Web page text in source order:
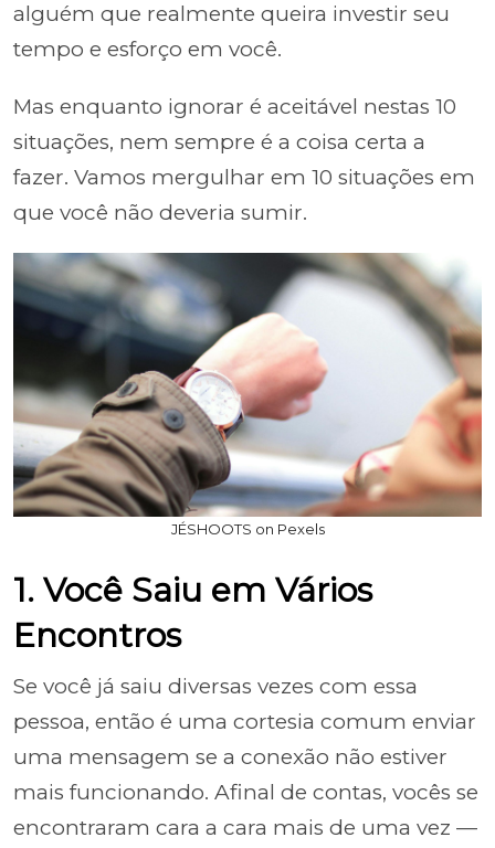
alguém que realmente queira investir seu
tempo e esforço em você.
Mas enquanto ignorar é aceitável nestas 10
situações, nem sempre é a coisa certa a
fazer. Vamos mergulhar em 10 situações em
que você não deveria sumir.
JÉSHOOTS on Pexels
1. Você Saiu em Vários
Encontros
Se você já saiu diversas vezes com essa
pessoa, então é uma cortesia comum enviar
uma mensagem se a conexão não estiver
mais funcionando. Afinal de contas, vocês se
encontraram cara a cara mais de uma vez —